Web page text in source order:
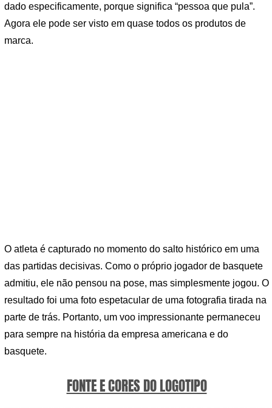
dado especificamente, porque significa “pessoa que pula”.
Agora ele pode ser visto em quase todos os produtos de
marca.
O atleta é capturado no momento do salto histórico em uma
das partidas decisivas. Como o próprio jogador de basquete
admitiu, ele não pensou na pose, mas simplesmente jogou. O
resultado foi uma foto espetacular de uma fotografia tirada na
parte de trás. Portanto, um voo impressionante permaneceu
para sempre na história da empresa americana e do
basquete.
FONTE E CORES DO LOGOTIPO